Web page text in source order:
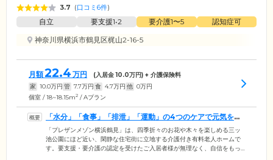
3.7 (口コミ6件)
自立 要支援1•2 要介護1〜5
認知症可
神奈川県横浜市鶴見区梶山2-16-5
月額22.4 万円 (入居金10.0万円) + 介護保険料
家 10.0万円 管 7.7万円 食 4.7万円 他 0万円
個室 / 18~18.15m2 / Aプラン
「水分」「食事」「排泄」「運動」の4つのケアで元気を引
き出します
「プレザンメゾン横浜鶴見」は、四季折々のお花や木々を楽しめる三ッ
池公園にほど近い、閑静な住宅街に立地する介護付き有料老人ホームで
す。要支援・要介護の認定を受けたご入居者様が無理なく、自信をもっ